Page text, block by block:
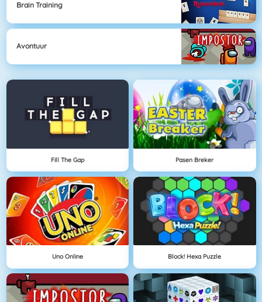
Brain Training
Avontuur
Fill The Gap Pasen Breker
Uno Online Block! Hexa Puzzle